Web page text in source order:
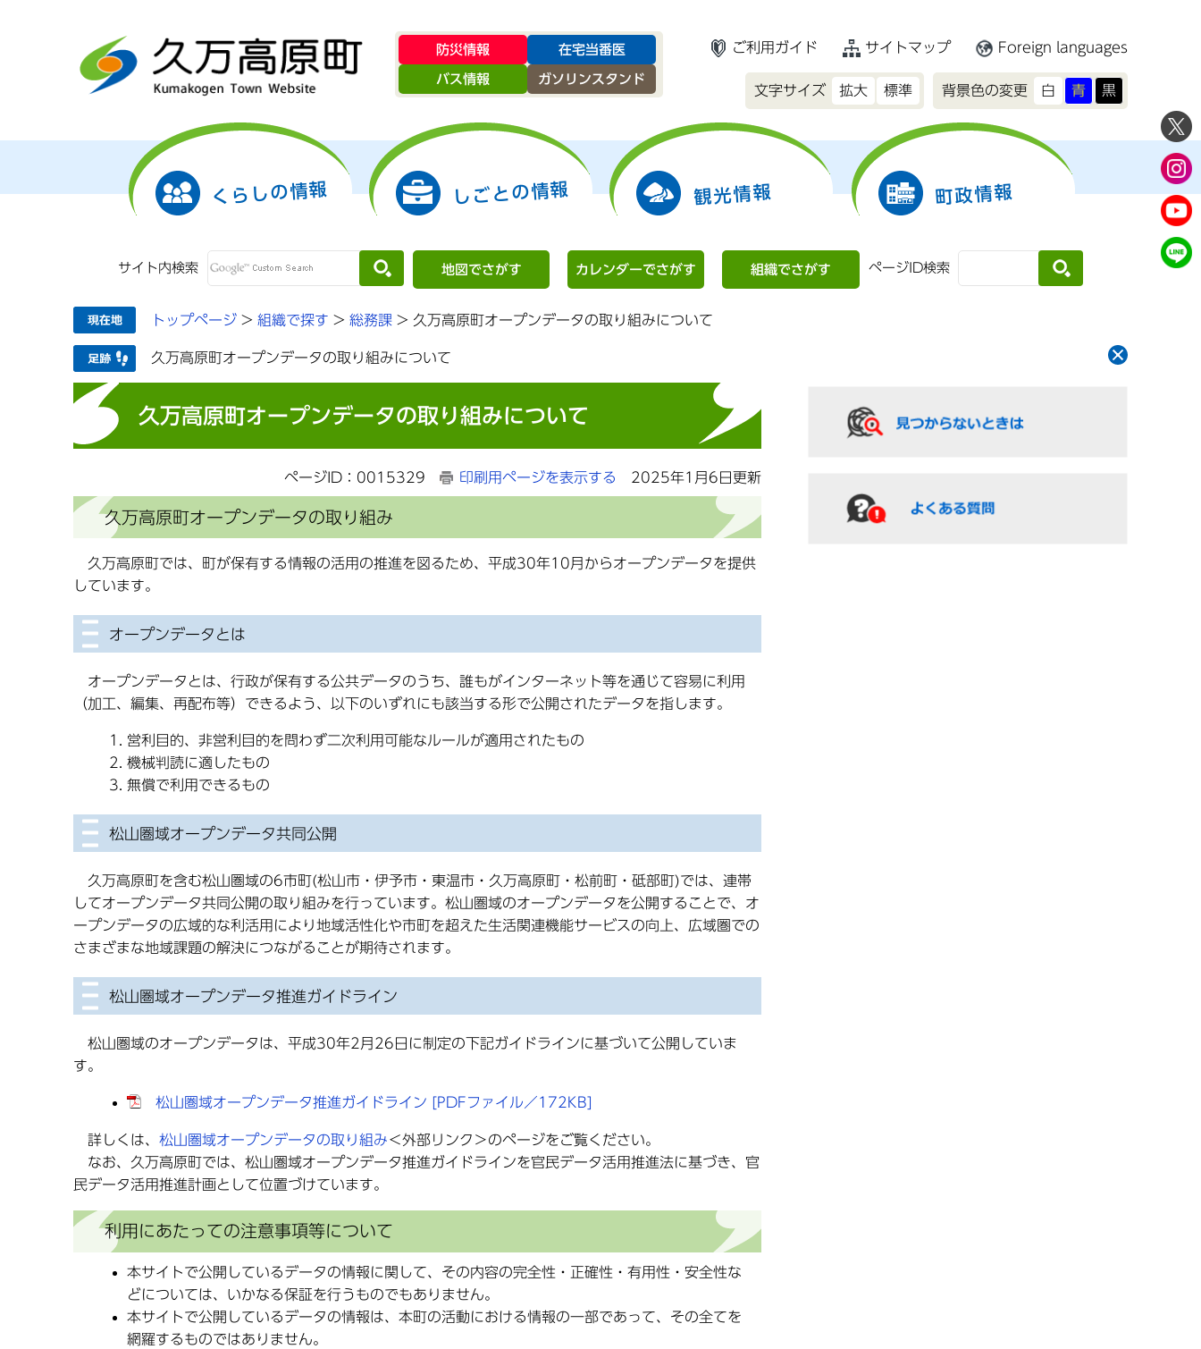
防災情報 在宅当番医
バス情報 ガソリンスタンド
ご利用ガイド サイトマップ Foreign languages
文字サイズ 拡大 標準 背景色の変更 白 青 黒
くらしの情報 しごとの情報 観光情報 町政情報
サイト内検索 地図でさがす カレンダーでさがす 組織でさがす ページID検索
トップページ > 組織で探す > 総務課 > 久万高原町オープンデータの取り組みについて
久万高原町オープンデータの取り組みについて
久万高原町オープンデータの取り組みについて
ページID：0015329 印刷用ページを表示する 2025年1月6日更新
久万高原町オープンデータの取り組み
久万高原町では、町が保有する情報の活用の推進を図るため、平成30年10月からオープンデータを提供
しています。
オープンデータとは
オープンデータとは、行政が保有する公共データのうち、誰もがインターネット等を通じて容易に利用
（加工、編集、再配布等）できるよう、以下のいずれにも該当する形で公開されたデータを指します。
営利目的、非営利目的を問わず二次利用可能なルールが適用されたもの
機械判読に適したもの
無償で利用できるもの
松山圏域オープンデータ共同公開
久万高原町を含む松山圏域の6市町(松山市・伊予市・東温市・久万高原町・松前町・砥部町)では、連帯
してオープンデータ共同公開の取り組みを行っています。松山圏域のオープンデータを公開することで、オ
ープンデータの広域的な利活用により地域活性化や市町を超えた生活関連機能サービスの向上、広域圏での
さまざまな地域課題の解決につながることが期待されます。
松山圏域オープンデータ推進ガイドライン
松山圏域のオープンデータは、平成30年2月26日に制定の下記ガイドラインに基づいて公開していま
す。
松山圏域オープンデータ推進ガイドライン [PDFファイル／172KB]
詳しくは、 松山圏域オープンデータの取り組み＜外部リンク＞のページをご覧ください。
なお、久万高原町では、松山圏域オープンデータ推進ガイドラインを官民データ活用推進法に基づき、官
民データ活用推進計画として位置づけています。
利用にあたっての注意事項等について
本サイトで公開しているデータの情報に関して、その内容の完全性・正確性・有用性・安全性な
どについては、いかなる保証を行うものでもありません。
本サイトで公開しているデータの情報は、本町の活動における情報の一部であって、その全てを
網羅するものではありません。